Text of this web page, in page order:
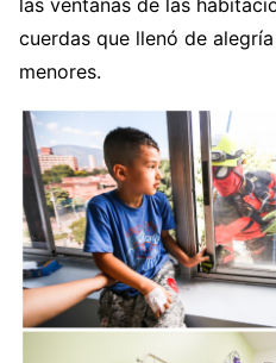
las ventanas de las
cuerdas que llenó de
menores.